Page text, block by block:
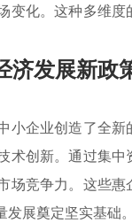
变化。这种多维
济发展新政
小企业创造了全
术创新。通过集
场竞争力。这些
发展奠定坚实基础